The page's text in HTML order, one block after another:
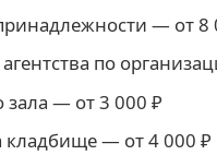
— от 8
по
зала — от 3 000 ₽
кладбище — от 4 000 ₽